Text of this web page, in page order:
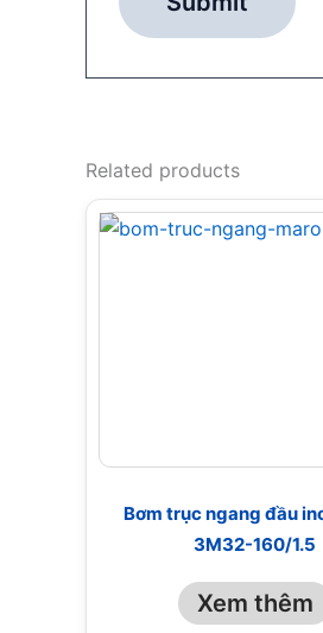
Related products
Bơm trục ngang đầu
3M32-160/1.5
Xem thêm